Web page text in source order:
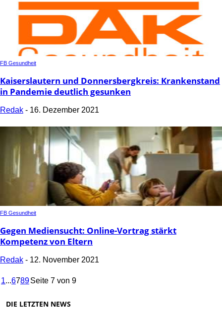
FB Gesundheit
Kaiserslautern und Donnersbergkreis: Krankenstand
in Pandemie deutlich gesunken
Redak - 16. Dezember 2021
FB Gesundheit
Gegen Mediensucht: Online-Vortrag stärkt
Kompetenz von Eltern
Redak - 12. November 2021
1...6789Seite 7 von 9
DIE LETZTEN NEWS